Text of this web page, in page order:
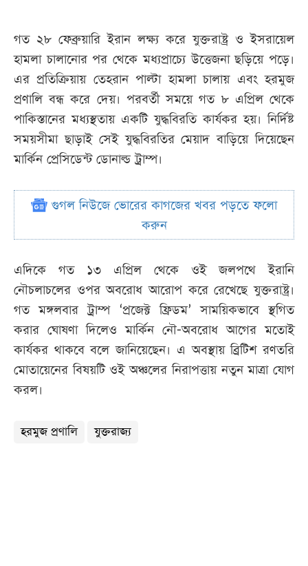
গত ২৮ ফেব্রুয়ারি ইরান লক্ষ্য করে যুক্তরাষ্ট্র ও ইসরায়েল
হামলা চালানোর পর থেকে মধ্যপ্রাচ্যে উত্তেজনা ছড়িয়ে পড়ে।
এর প্রতিক্রিয়ায় তেহরান পাল্টা হামলা চালায় এবং হরমুজ
প্রণালি বন্ধ করে দেয়। পরবর্তী সময়ে গত ৮ এপ্রিল থেকে
পাকিস্তানের মধ্যস্থতায় একটি যুদ্ধবিরতি কার্যকর হয়। নির্দিষ্ট
সময়সীমা ছাড়াই সেই যুদ্ধবিরতির মেয়াদ বাড়িয়ে দিয়েছেন
মার্কিন প্রেসিডেন্ট ডোনাল্ড ট্রাম্প।
গুগল নিউজে ভোরের কাগজের খবর পড়তে ফলো
করুন
এদিকে গত ১৩ এপ্রিল থেকে ওই জলপথে ইরানি
নৌচলাচলের ওপর অবরোধ আরোপ করে রেখেছে যুক্তরাষ্ট্র।
গত মঙ্গলবার ট্রাম্প ‘প্রজেক্ট ফ্রিডম’ সাময়িকভাবে স্থগিত
করার ঘোষণা দিলেও মার্কিন নৌ-অবরোধ আগের মতোই
কার্যকর থাকবে বলে জানিয়েছেন। এ অবস্থায় ব্রিটিশ রণতরি
মোতায়েনের বিষয়টি ওই অঞ্চলের নিরাপত্তায় নতুন মাত্রা যোগ
করল।
হরমুজ প্রণালি যুক্তরাজ্য